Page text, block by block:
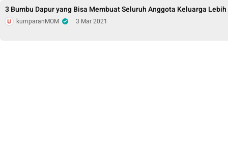
3 Bumbu Dapur yang Bisa Membuat Seluruh Anggota Keluarga
kumparanMOM · 3 Mar 2021